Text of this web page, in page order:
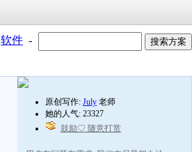
软件 -
原创写作: July 老师
她的人气: 23327
鼓励♡ 随意打赏